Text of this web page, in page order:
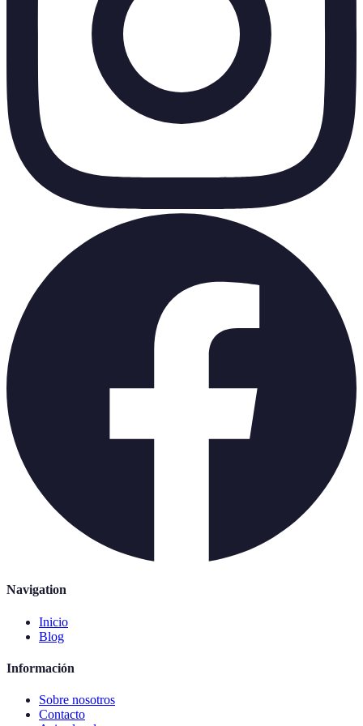
Navigation
Inicio
Blog
Información
Sobre nosotros
Contacto